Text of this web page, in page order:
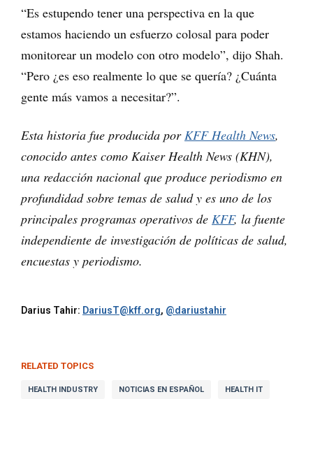
“Es estupendo tener una perspectiva en la que
estamos haciendo un esfuerzo colosal para poder
monitorear un modelo con otro modelo”, dijo Shah.
“Pero ¿es eso realmente lo que se quería? ¿Cuánta
gente más vamos a necesitar?”.
Esta historia fue producida porKFF Health News,
conocido antes como Kaiser Health News (KHN),
una redacción nacional que produce periodismo en
profundidad sobre temas de salud y es uno de los
principales programas operativos de KFF, la fuente
independiente de investigación de políticas de salud,
encuestas y periodismo.
Darius Tahir: DariusT@kff.org, @dariustahir
RELATED TOPICS
HEALTH INDUSTRY NOTICIAS EN ESPAÑOL HEALTH IT